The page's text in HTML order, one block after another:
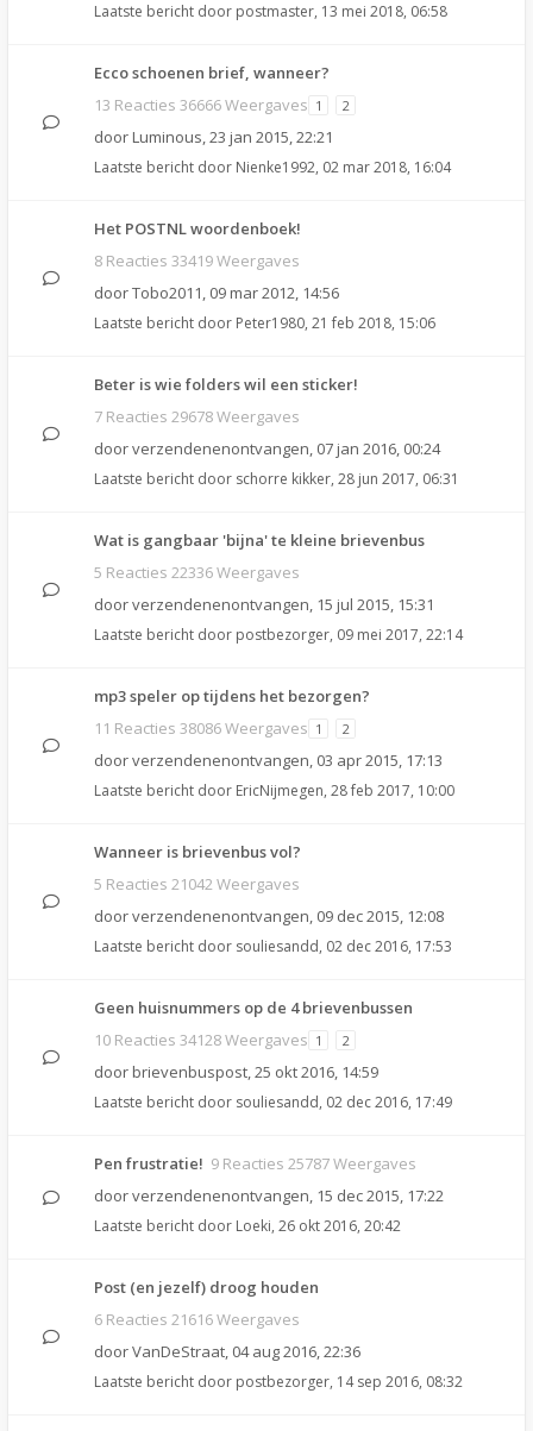
Laatste bericht door postmaster, 13 mei 2018, 06:58
Ecco schoenen brief, wanneer?
13 Reacties 36666 Weergaves 1 2
door Luminous,23 jan 2015, 22:21
Laatste bericht door Nienke1992, 02 mar 2018, 16:04
Het POSTNL woordenboek!
8 Reacties 33419 Weergaves
doorTobo2011, 09 mar 2012, 14:56
Laatste bericht door Peter1980, 21 feb 2018, 15:06
Beter is wie folders wil een sticker!
7 Reacties 29678 Weergaves
doorverzendenenontvangen, 07 jan 2016, 00:24
Laatste bericht door schorre kikker, 28 jun 2017, 06:31
Wat is gangbaar 'bijna' te kleine brievenbus
5 Reacties 22336 Weergaves
doorverzendenenontvangen, 15 jul 2015, 15:31
Laatste bericht door postbezorger, 09 mei 2017, 22:14
mp3 speler op tijdens het bezorgen?
11 Reacties 38086 Weergaves 1 2
doorverzendenenontvangen, 03 apr 2015, 17:13
Laatste bericht door EricNijmegen, 28 feb 2017, 10:00
Wanneer is brievenbus vol?
5 Reacties 21042 Weergaves
doorverzendenenontvangen, 09 dec 2015, 12:08
Laatste bericht door souliesandd, 02 dec 2016, 17:53
Geen huisnummers op de 4 brievenbussen
10 Reacties 34128 Weergaves 1 2
door brievenbuspost,25 okt 2016, 14:59
Laatste bericht door souliesandd, 02 dec 2016, 17:49
Pen frustratie! 9 Reacties 25787 Weergaves
doorverzendenenontvangen, 15 dec 2015, 17:22
Laatste bericht door Loeki, 26 okt 2016, 20:42
Post (en jezelf) droog houden
6 Reacties 21616 Weergaves
doorVanDeStraat, 04 aug 2016, 22:36
Laatste bericht door postbezorger, 14 sep 2016, 08:32